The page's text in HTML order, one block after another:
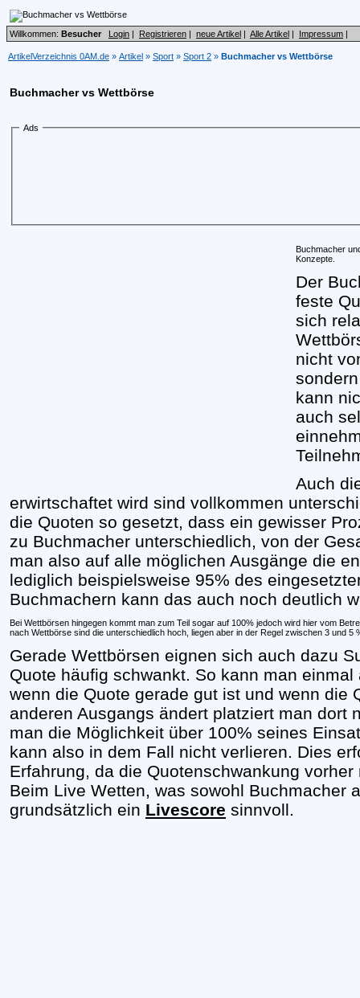
Willkommen: Besucher Login | Registrieren | neue Artikel | Alle Artikel | Impressum |
ArtikelVerzeichnis 0AM.de » Artikel » Sport » Sport 2 » Buchmacher vs Wettbörse
Buchmacher vs Wettbörse
Ads
Buchmacher
Konzepte.
Der
feste
sich
nicht
kann
auch
Auch
erwirtschaftet wird sind vollkommen
die Quoten so gesetzt, dass ein gewisser
zu Buchmacher unterschiedlich, von der
man also auf alle möglichen Ausgänge die
lediglich beispielsweise 95% des
Buchmachern kann das auch noch deutlich
Bei Wettbörsen hingegen kommt man zum Teil sogar auf 100% jedoch wird hier vom
nach Wettbörse sind die unterschiedlich hoch, liegen aber in der Regel zwischen 3 und 5
Gerade Wettbörsen eignen sich auch dazu
Quote häufig schwankt. So kann man
wenn die Quote gerade gut ist und wenn die
anderen Ausgangs ändert platziert man dort
man die Möglichkeit über 100% seines
kann also in dem Fall nicht verlieren. Dies
Erfahrung, da die Quotenschwankung
Beim Live Wetten, was sowohl Buchmacher
grundsätzlich ein Livescore sinnvoll.